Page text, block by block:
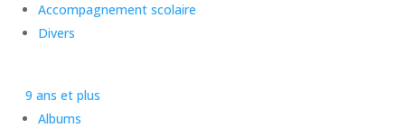
Accompagnement scolaire
Divers
9 ans et plus
Albums